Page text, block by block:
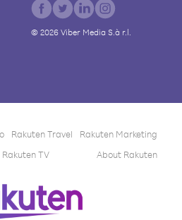
© 2026Viber Media S.à r.l.
Rakuten Travel
Rakuten Marketing
Rakuten TV About Rakuten